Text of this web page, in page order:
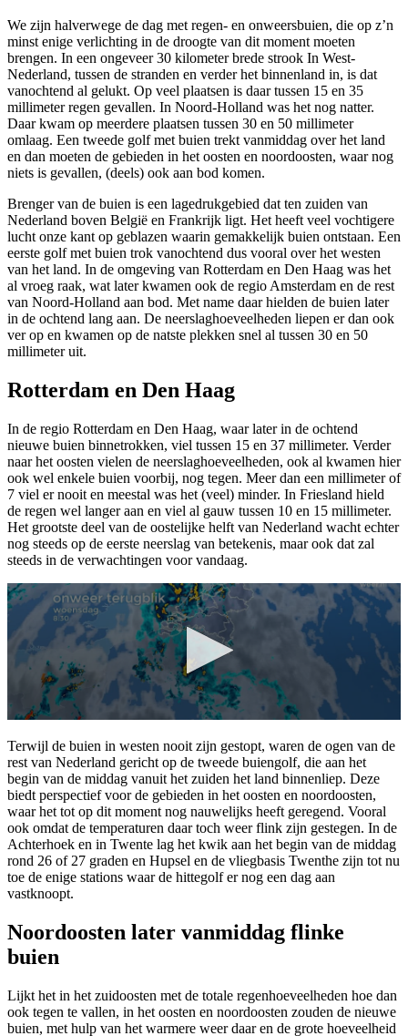
We zijn halverwege de dag met regen- en onweersbuien, die op z’n
minst enige verlichting in de droogte van dit moment moeten
brengen. In een ongeveer 30 kilometer brede strook In West-
Nederland, tussen de stranden en verder het binnenland in, is dat
vanochtend al gelukt. Op veel plaatsen is daar tussen 15 en 35
millimeter regen gevallen. In Noord-Holland was het nog natter.
Daar kwam op meerdere plaatsen tussen 30 en 50 millimeter
omlaag. Een tweede golf met buien trekt vanmiddag over het land
en dan moeten de gebieden in het oosten en noordoosten, waar nog
niets is gevallen, (deels) ook aan bod komen.
Brenger van de buien is een lagedrukgebied dat ten zuiden van
Nederland boven België en Frankrijk ligt. Het heeft veel vochtigere
lucht onze kant op geblazen waarin gemakkelijk buien ontstaan. Een
eerste golf met buien trok vanochtend dus vooral over het westen
van het land. In de omgeving van Rotterdam en Den Haag was het
al vroeg raak, wat later kwamen ook de regio Amsterdam en de rest
van Noord-Holland aan bod. Met name daar hielden de buien later
in de ochtend lang aan. De neerslaghoeveelheden liepen er dan ook
ver op en kwamen op de natste plekken snel al tussen 30 en 50
millimeter uit.
Rotterdam en Den Haag
In de regio Rotterdam en Den Haag, waar later in de ochtend
nieuwe buien binnetrokken, viel tussen 15 en 37 millimeter. Verder
naar het oosten vielen de neerslaghoeveelheden, ook al kwamen hier
ook wel enkele buien voorbij, nog tegen. Meer dan een millimeter of
7 viel er nooit en meestal was het (veel) minder. In Friesland hield
de regen wel langer aan en viel al gauw tussen 10 en 15 millimeter.
Het grootste deel van de oostelijke helft van Nederland wacht echter
nog steeds op de eerste neerslag van betekenis, maar ook dat zal
steeds in de verwachtingen voor vandaag.
Terwijl de buien in westen nooit zijn gestopt, waren de ogen van de
rest van Nederland gericht op de tweede buiengolf, die aan het
begin van de middag vanuit het zuiden het land binnenliep. Deze
biedt perspectief voor de gebieden in het oosten en noordoosten,
waar het tot op dit moment nog nauwelijks heeft geregend. Vooral
ook omdat de temperaturen daar toch weer flink zijn gestegen. In de
Achterhoek en in Twente lag het kwik aan het begin van de middag
rond 26 of 27 graden en Hupsel en de vliegbasis Twenthe zijn tot nu
toe de enige stations waar de hittegolf er nog een dag aan
vastknoopt.
Noordoosten later vanmiddag flinke
buien
Lijkt het in het zuidoosten met de totale regenhoeveelheden hoe dan
ook tegen te vallen, in het oosten en noordoosten zouden de nieuwe
buien, met hulp van het warmere weer daar en de grote hoeveelheid